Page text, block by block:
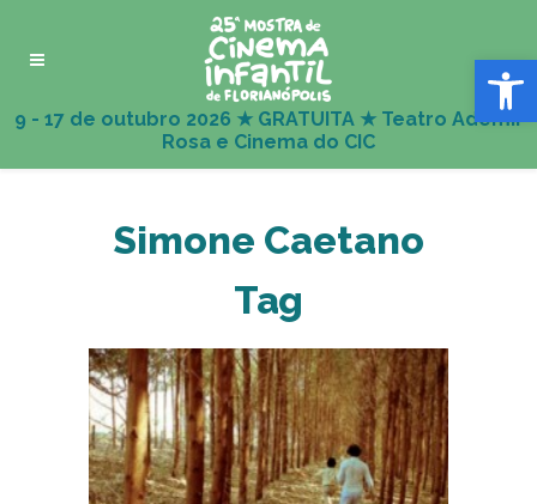
Abrir
Simone Caetano
Tag